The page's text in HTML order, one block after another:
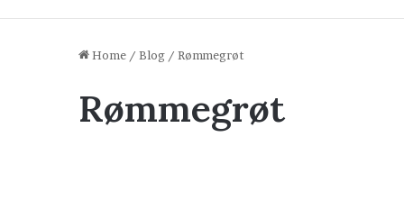
Home / Blog / Rømmegrøt
Rømmegrøt